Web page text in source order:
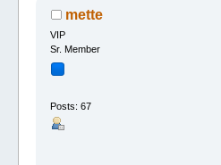
mette
VIP
Sr. Member
Posts: 67